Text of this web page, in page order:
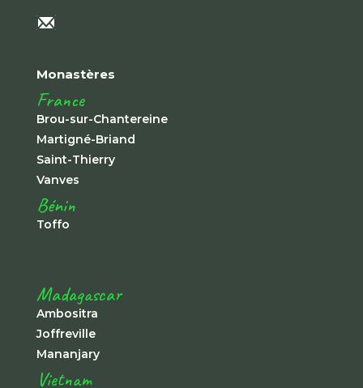
Monastères
France
Brou-sur-Chantereine
Martigné-Briand
Saint-Thierry
Vanves
Bénin
Toffo
Madagascar
Ambositra
Joffreville
Mananjary
Vietnam